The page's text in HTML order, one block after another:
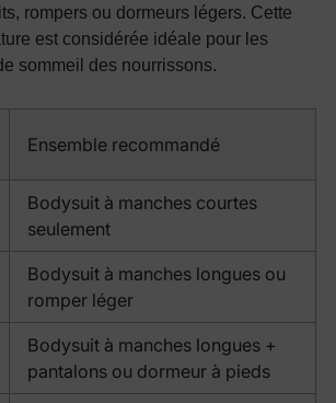
rompers ou dormeurs légers. Cette
est considérée idéale pour les
sommeil des nourrissons.
Ensemble recommandé
Bodysuit à manches courtes
seulement
Bodysuit à manches longues ou
romper léger
Bodysuit à manches longues +
pantalons ou dormeur à pieds